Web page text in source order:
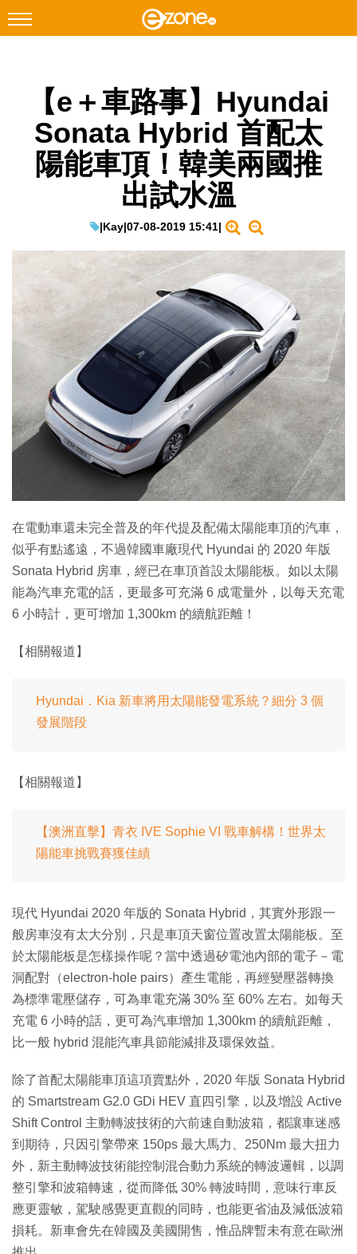
Facebook Instagram
科技焦點
網絡生活
EduTech
IT Times
生成式AI與雲端應用
Enterprise Digital Transformation
特集
【e＋車路事】Hyundai
Sonata Hybrid 首配太
陽能車頂！韓美兩國推
出試水溫
|Kay|07-08-2019 15:41|
在電動車還未完全普及的年代提及配備太陽能車頂的汽車，
似乎有點遙遠，不過韓國車廠現代 Hyundai 的 2020 年版
Sonata Hybrid 房車，經已在車頂首設太陽能板。如以太陽
能為汽車充電的話，更最多可充滿 6 成電量外，以每天充電
6 小時計，更可增加 1,300km 的續航距離！
【相關報道】
Hyundai．Kia 新車將用太陽能發電系統？細分 3 個
發展階段
【相關報道】
【澳洲直擊】青衣 IVE Sophie VI 戰車解構！世界太
陽能車挑戰賽獲佳績
現代 Hyundai 2020 年版的 Sonata Hybrid，其實外形跟一
般房車沒有太大分別，只是車頂天窗位置改置太陽能板。至
於太陽能板是怎樣操作呢？當中透過矽電池內部的電子－電
洞配對（electron-hole pairs）產生電能，再經變壓器轉換
為標準電壓儲存，可為車電充滿 30% 至 60% 左右。如每天
充電 6 小時的話，更可為汽車增加 1,300km 的續航距離，
比一般 hybrid 混能汽車具節能減排及環保效益。
除了首配太陽能車頂這項賣點外，2020 年版 Sonata Hybrid
的 Smartstream G2.0 GDi HEV 直四引擎，以及增設 Active
Shift Control 主動轉波技術的六前速自動波箱，都讓車迷感
到期待，只因引擎帶來 150ps 最大馬力、250Nm 最大扭力
外，新主動轉波技術能控制混合動力系統的轉波邏輯，以調
整引擎和波箱轉速，從而降低 30% 轉波時間，意味行車反
應更靈敏，駕駛感覺更直觀的同時，也能更省油及減低波箱
損耗。新車會先在韓國及美國開售，惟品牌暫未有意在歐洲